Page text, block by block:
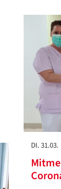
DI. 31.03.